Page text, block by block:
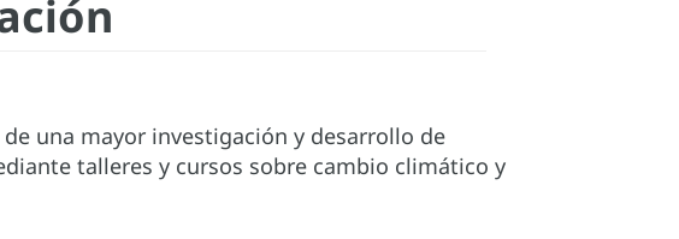
una mayor investigación y desarrollo de
talleres y cursos sobre cambio climático y